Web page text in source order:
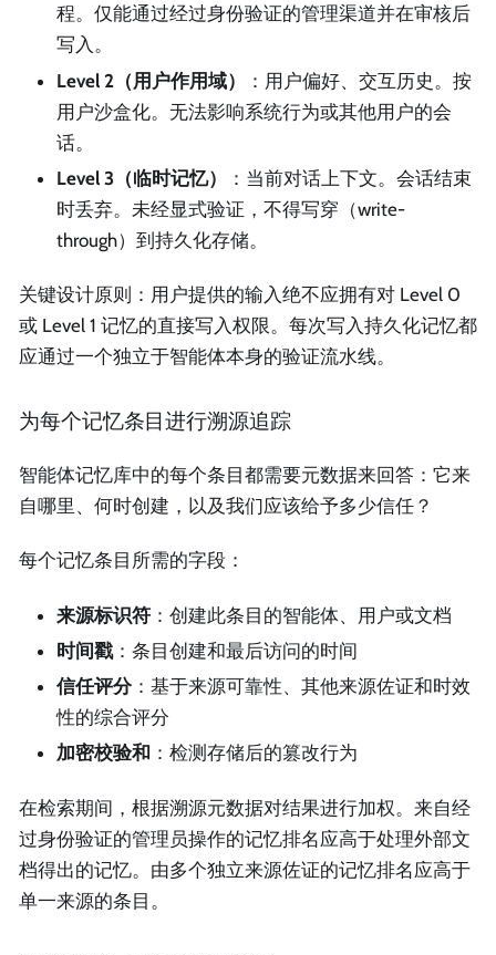
程。仅能通过经过身份验证的管理渠道并在审核后
写入。
Level 2（用户作用域）
：用户偏好、交互历史。按
用户沙盒化。无法影响系统行为或其他用户的会
话。
Level 3（临时记忆）
：当前对话上下文。会话结束
时丢弃。未经显式验证，不得写穿（write-
through）到持久化存储。
关键设计原则：用户提供的输入绝不应拥有对 Level 0
或 Level 1 记忆的直接写入权限。每次写入持久化记忆都
应通过一个独立于智能体本身的验证流水线。
为每个记忆条目进行溯源追踪
智能体记忆库中的每个条目都需要元数据来回答：它来
自哪里、何时创建，以及我们应该给予多少信任？
每个记忆条目所需的字段：
来源标识符 ：创建此条目的智能体、用户或文档
时间戳：条目创建和最后访问的时间
信任评分 ：基于来源可靠性、其他来源佐证和时效
性的综合评分
加密校验和 ：检测存储后的篡改行为
在检索期间，根据溯源元数据对结果进行加权。来自经
过身份验证的管理员操作的记忆排名应高于处理外部文
档得出的记忆。由多个独立来源佐证的记忆排名应高于
单一来源的条目。